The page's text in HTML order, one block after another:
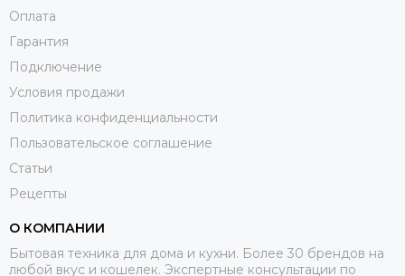
Оплата
Гарантия
Подключение
Условия продажи
Политика конфиденциальности
Пользовательское соглашение
Статьи
Рецепты
О КОМПАНИИ
Бытовая техника для дома и кухни. Более 30 брендов на
любой вкус и кошелек. Экспертные консультации по